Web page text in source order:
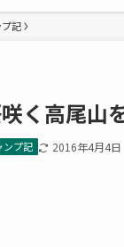
記
く高尾山
ンプ記 2016年4月4日